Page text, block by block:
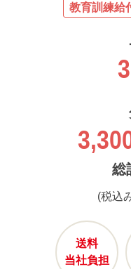
教育訓練給
総
(税込
送料
当社負担